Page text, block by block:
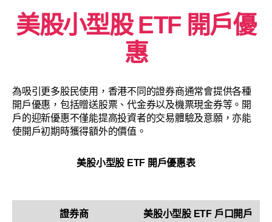
美股小型股 ETF 開戶優
惠
為吸引更多股民使用，香港不同的證券商通常會提供各種
開戶優惠，包括贈送股票、代金券以及機票現金券等。開
戶的迎新優惠不僅能提高投資者的交易體驗及意願，亦能
使開戶初期時獲得額外的價值。
美股小型股 ETF 開戶優惠表
證券商 美股小型股 ETF 戶口 開戶